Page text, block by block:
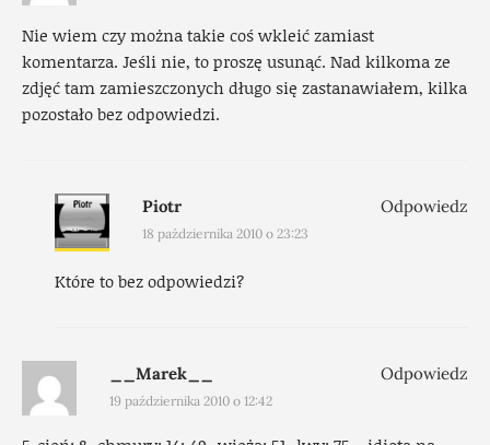
Nie wiem czy można takie coś wkleić zamiast
komentarza. Jeśli nie, to proszę usunąć. Nad kilkoma ze
zdjęć tam zamieszczonych długo się zastanawiałem, kilka
pozostało bez odpowiedzi.
Piotr
18 października 2010 o 23:23
Które to bez odpowiedzi?
Odpowiedz
__Marek__
19 października 2010 o 12:42
Odpowiedz